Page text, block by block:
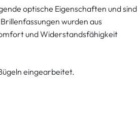
optische Eigenschaften und sind
wurden aus
und Widerstandsfähigkeit
eingearbeitet.